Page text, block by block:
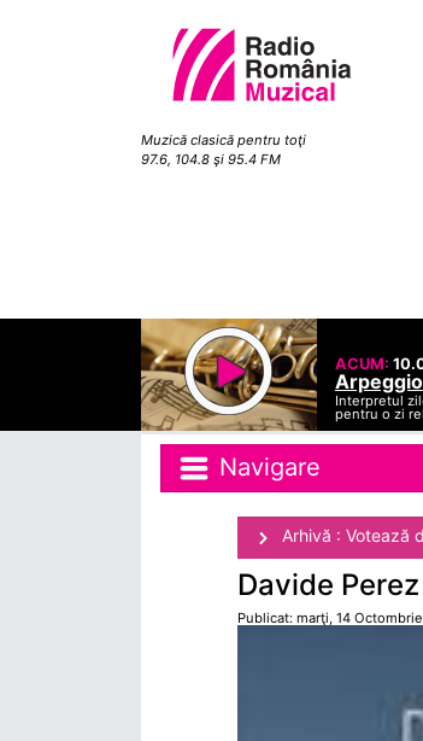
Muzică clasică pentru toţi
97.6, 104.8 şi 95.4 FM
ACUM:
Arpeggio
Interpretul
pentru o zi
Navigare
Arhivă : Votează
Davide
Publicat: marţi, 14